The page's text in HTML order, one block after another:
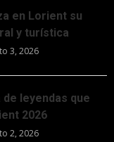
en Lorient su
y turística
3, 2026
leyendas que
2026
2, 2026